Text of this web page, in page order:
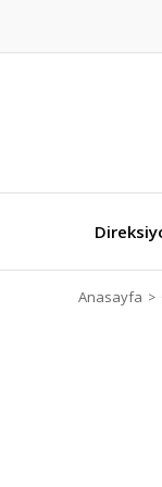
Anasayfa